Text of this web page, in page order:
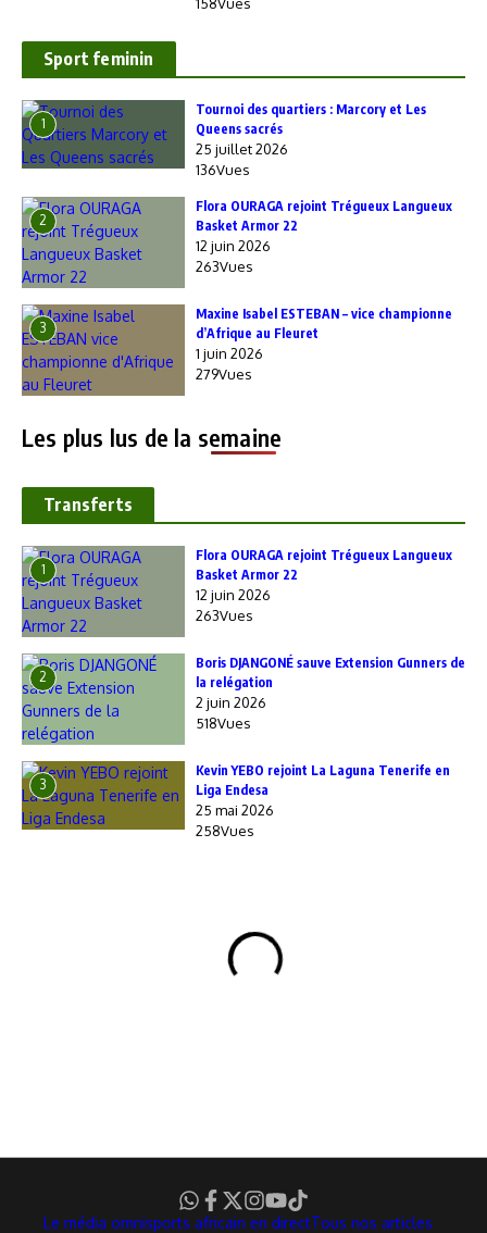
Sport feminin
1
‎Tournoi des quartiers : Marcory et Les
Queens sacrés
25 juillet 2026
136Vues
2
Flora OURAGA rejoint Trégueux Langueux
Basket Armor 22
12 juin 2026
263Vues
3
Maxine Isabel ESTEBAN – vice championne
d’Afrique au Fleuret
1 juin 2026
279Vues
Les plus lus de la semaine
Transferts
1
Flora OURAGA rejoint Trégueux Langueux
Basket Armor 22
12 juin 2026
263Vues
2
Boris DJANGONÉ sauve Extension Gunners de
la relégation
2 juin 2026
518Vues
3
Kevin YEBO rejoint La Laguna Tenerife en
Liga Endesa
25 mai 2026
258Vues
Le média omnisports africain en directTous nos articles